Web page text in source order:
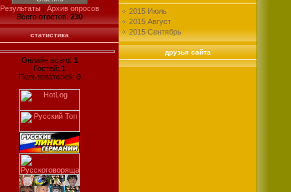
Результаты | Архив опросов
Всего ответов: 230
статистика
Онлайн всего: 1
Гостей: 1
Пользователей: 0
2015 Июль
2015 Август
2015 Сентябрь
друзья сайта